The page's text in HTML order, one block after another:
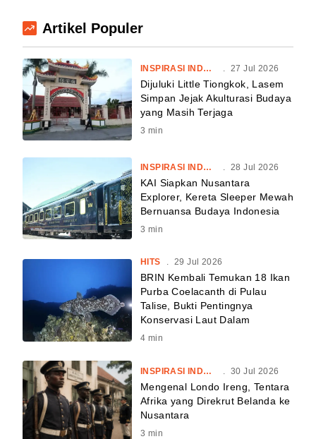
Artikel Populer
INSPIRASI INDONESIA . 27 Jul 2026
Dijuluki Little Tiongkok, Lasem
Simpan Jejak Akulturasi Budaya
yang Masih Terjaga
3 min
INSPIRASI INDONESIA . 28 Jul 2026
KAI Siapkan Nusantara
Explorer, Kereta Sleeper Mewah
Bernuansa Budaya Indonesia
3 min
HITS . 29 Jul 2026
BRIN Kembali Temukan 18 Ikan
Purba Coelacanth di Pulau
Talise, Bukti Pentingnya
Konservasi Laut Dalam
4 min
INSPIRASI INDONESIA 30 Jul 2026
Mengenal Londo Ireng, Tentara
Afrika yang Direkrut Belanda ke
Nusantara
3 min